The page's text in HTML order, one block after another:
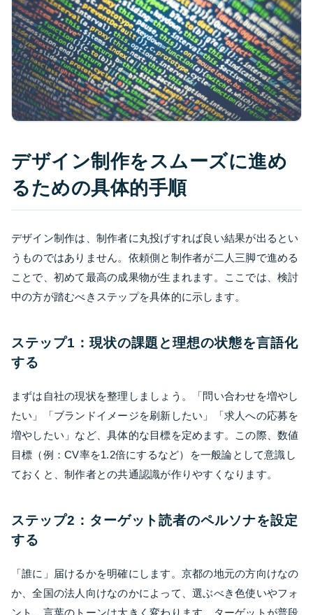
デザイン制作をスムーズに進め
るための具体的手順
デザイン制作は、制作者に丸投げすれば良い結果が出るとい
うものではありません。依頼側と制作者が二人三脚で進める
ことで、初めて最高の成果物が生まれます。ここでは、検討
中の方が踏むべきステップを具体的に示します。
ステップ1：現状の課題と理想の状態を言語化
する
まずは自社の現状を整理しましょう。「問い合わせを増やし
たい」「ブランドイメージを刷新したい」「求人への応募を
増やしたい」など、具体的な目標を定めます。この際、数値
目標（例：CV率を1.2倍にするなど）を一般論として意識し
ておくと、制作者との共通認識が作りやすくなります。
ステップ2：ターゲット読者のペルソナを設定
する
「誰に」届けるかを明確にします。京都の地元の方向けなの
か、全国の法人向けなのかによって、選ぶべき色使いやフォ